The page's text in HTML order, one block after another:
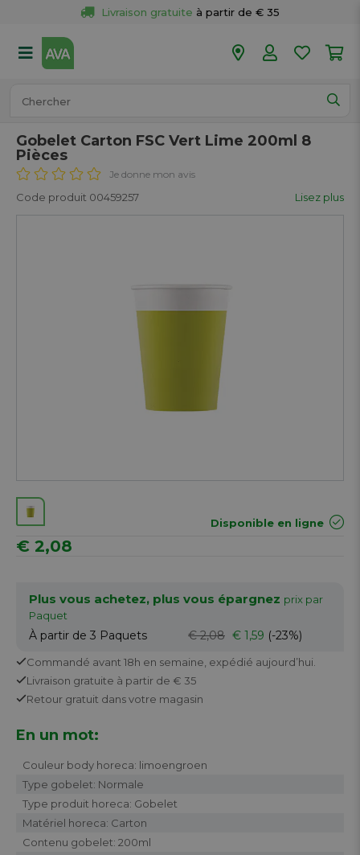
Livraison gratuite à partir de € 35
50 magasins
Gobelet Carton FSC Vert Lime 200ml 8
Pièces
Je donne mon avis
Code produit 00459257 Lisez plus
Disponible en ligne
€ 2,08
Plus vous achetez, plus vous épargnez prix par
Paquet
À partir de 3 Paquets € 2,08 € 1,59 (-23%)
Commandé avant 18h en semaine, expédié aujourd’hui.
Livraison gratuite à partir de € 35
Retour gratuit dans votre magasin
En un mot:
Couleur body horeca: limoengroen
Type gobelet: Normale
Type produit horeca: Gobelet
Matériel horeca: Carton
Contenu gobelet: 200ml